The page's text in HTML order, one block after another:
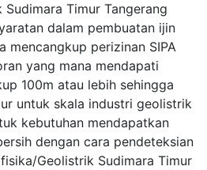
Timur Tangerang
dalam pembuatan ijin
mencangkup perizinan SIPA
yang mana mendapati
100m atau lebih sehingga
untuk skala industri geolistrik
kebutuhan mendapatkan
dengan cara pendeteksian
Geolistrik Sudimara Timur